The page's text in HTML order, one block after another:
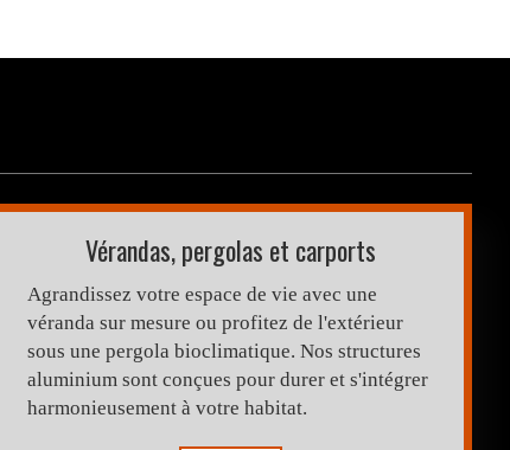
Vérandas, pergolas et carports
Agrandissez votre espace de vie avec une
véranda sur mesure ou profitez de l'extérieur
sous une pergola bioclimatique. Nos structures
aluminium sont conçues pour durer et s'intégrer
harmonieusement à votre habitat.